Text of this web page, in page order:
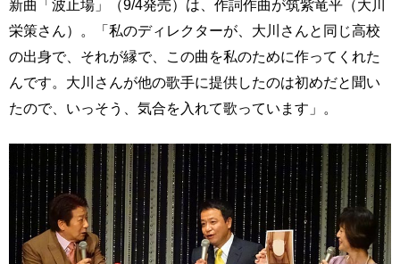
新曲「波止場」（9/4発売）は、作詞作曲が筑紫竜平（大川
栄策さん）。「私のディレクターが、大川さんと同じ高校
の出身で、それが縁で、この曲を私のために作ってくれた
んです。大川さんが他の歌手に提供したのは初めだと聞い
たので、いっそう、気合を入れて歌っています」。